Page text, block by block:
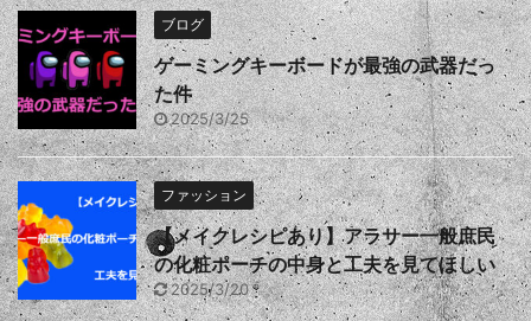
ブログ
ゲーミングキーボードが最強の武器だっ
た件
2025/3/25
ファッション
【メイクレシピあり】アラサー一般庶民
の化粧ポーチの中身と工夫を見てほしい
2025/3/20